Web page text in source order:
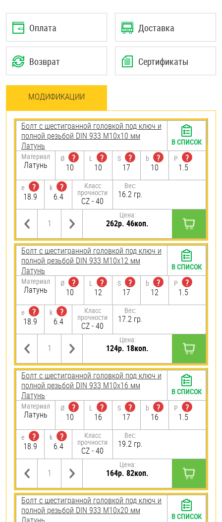
Оплата Доставка
Возврат Сертификаты
МОДИФИКАЦИИ
Болт с шестигранной головкой под ключ и
полной резьбой DIN 933 М10х10 мм
Латунь
Материал
Латунь
Ø
?
10
L
?
10
S
?
17
b
?
10
P
?
1.5
e
?
18.9
k
?
6.4
Класс
прочности
CZ - 40
Вес:
16.2 гр.
Цена:
262р. 46коп.
В СПИСОК
Болт с шестигранной головкой под ключ и
полной резьбой DIN 933 М10х12 мм
Латунь
Материал
Латунь
Ø
?
10
L
?
12
S
?
17
b
?
12
P
?
1.5
e
?
18.9
k
?
6.4
Класс
прочности
CZ - 40
Вес:
17.2 гр.
Цена:
124р. 18коп.
В СПИСОК
Болт с шестигранной головкой под ключ и
полной резьбой DIN 933 М10х16 мм
Латунь
Материал
Латунь
Ø
?
10
L
?
16
S
?
17
b
?
16
P
?
1.5
e
?
18.9
k
?
6.4
Класс
прочности
CZ - 40
Вес:
19.2 гр.
Цена:
164р. 82коп.
В СПИСОК
Болт с шестигранной головкой под ключ и
полной резьбой DIN 933 М10х20 мм
В СПИСОК